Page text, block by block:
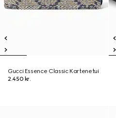
Gucci Essence Classic Kartenetui
2.450 kr.